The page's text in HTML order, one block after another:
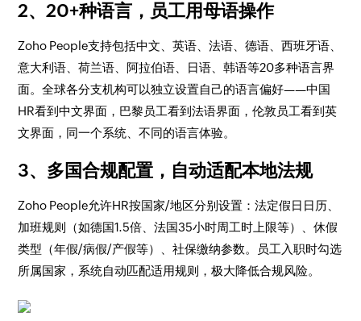
2、20+种语言，员工用母语操作
Zoho People支持包括中文、英语、法语、德语、西班牙语、
意大利语、荷兰语、阿拉伯语、日语、韩语等20多种语言界
面。全球各分支机构可以独立设置自己的语言偏好——中国
HR看到中文界面，巴黎员工看到法语界面，伦敦员工看到英
文界面，同一个系统、不同的语言体验。
3、多国合规配置，自动适配本地法规
Zoho People允许HR按国家/地区分别设置：法定假日日历、
加班规则（如德国1.5倍、法国35小时周工时上限等）、休假
类型（年假/病假/产假等）、社保缴纳参数。员工入职时勾选
所属国家，系统自动匹配适用规则，极大降低合规风险。